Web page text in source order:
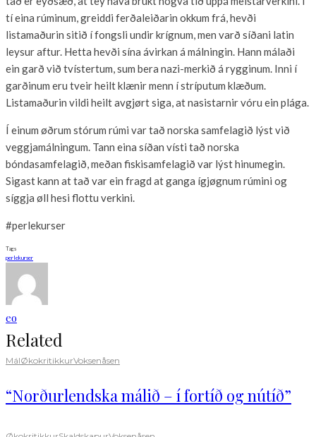
tí eina rúminum, greiddi ferðaleiðarin okkum frá, hevði
listamaðurin sitið í fongsli undir krígnum, men varð síðani latin
leysur aftur. Hetta hevði sína ávirkan á málningin. Hann málaði
ein garð við tvístertum, sum bera nazi-merkið á rygginum. Inni í
garðinum eru tveir heilt klænir menn í stríputum klæðum.
Listamaðurin vildi heilt avgjørt siga, at nasistarnir vóru ein plága.
Í einum øðrum stórum rúmi var tað norska samfelagið lýst við
veggjamálningum. Tann eina síðan vísti tað norska
bóndasamfelagið, meðan fiskisamfelagið var lýst hinumegin.
Sigast kann at tað var ein fragd at ganga ígjøgnum rúmini og
síggja øll hesi flottu verkini.
#perlekurser
Tags
perlekurser
eo
Related
MálØkokritikkurVoksenåsen
“Norðurlendska málið – í fortíð og nútíð”